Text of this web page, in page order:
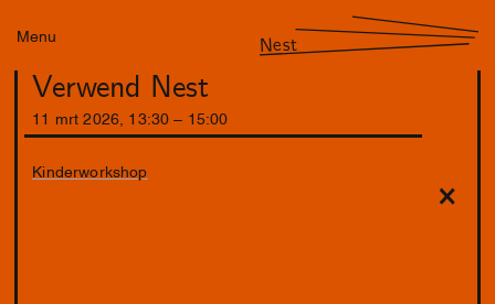
Menu Nest
Verwend Nest
11 mrt 2026 13 :30 15 :00
Kinderworkshop